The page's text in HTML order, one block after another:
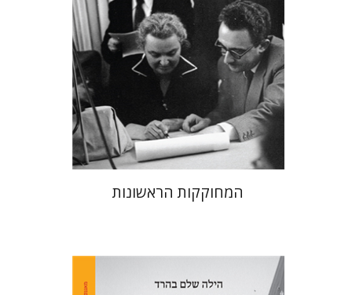
הנחת אתר ספר מודפס
$42
$38
המחוקקות הראשונות